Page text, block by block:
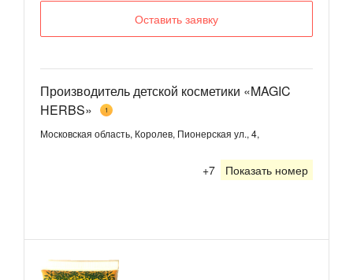
Оставить заявку
Производитель детской косметики «MAGIC
HERBS»
1
Московская область, Королев, Пионерская ул., 4,
+7 Показать номер